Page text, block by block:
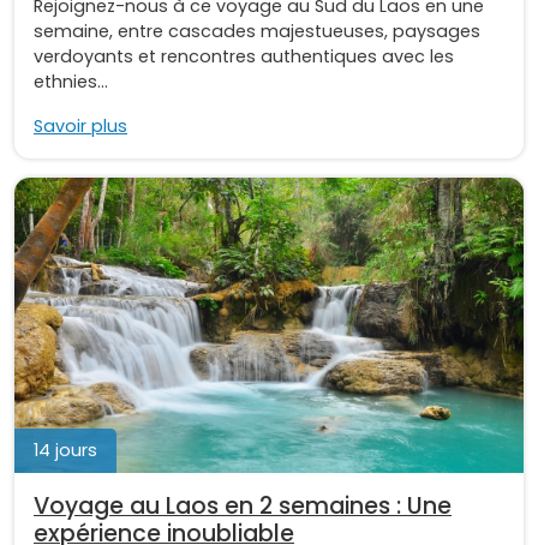
Rejoignez-nous à ce voyage au Sud du Laos en une
semaine, entre cascades majestueuses, paysages
verdoyants et rencontres authentiques avec les
ethnies...
Savoir plus
14 jours
Voyage au Laos en 2 semaines : Une
expérience inoubliable